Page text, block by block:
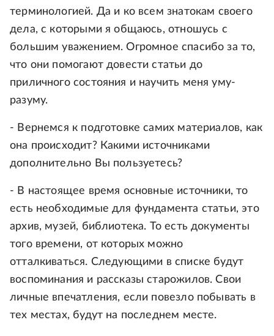
терминологией. Да и ко всем знатокам своего
дела, с которыми я общаюсь, отношусь с
большим уважением. Огромное спасибо за то,
что они помогают довести статьи до
приличного состояния и научить меня уму-
разуму.
- Вернемся к подготовке самих материалов, как
она происходит? Какими источниками
дополнительно Вы пользуетесь?
- В настоящее время основные источники, то
есть необходимые для фундамента статьи, это
архив, музей, библиотека. То есть документы
того времени, от которых можно
отталкиваться. Следующими в списке будут
воспоминания и рассказы старожилов. Свои
личные впечатления, если повезло побывать в
тех местах, будут на последнем месте.